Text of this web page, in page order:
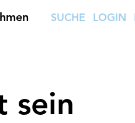
SUCHE LOGIN
sein